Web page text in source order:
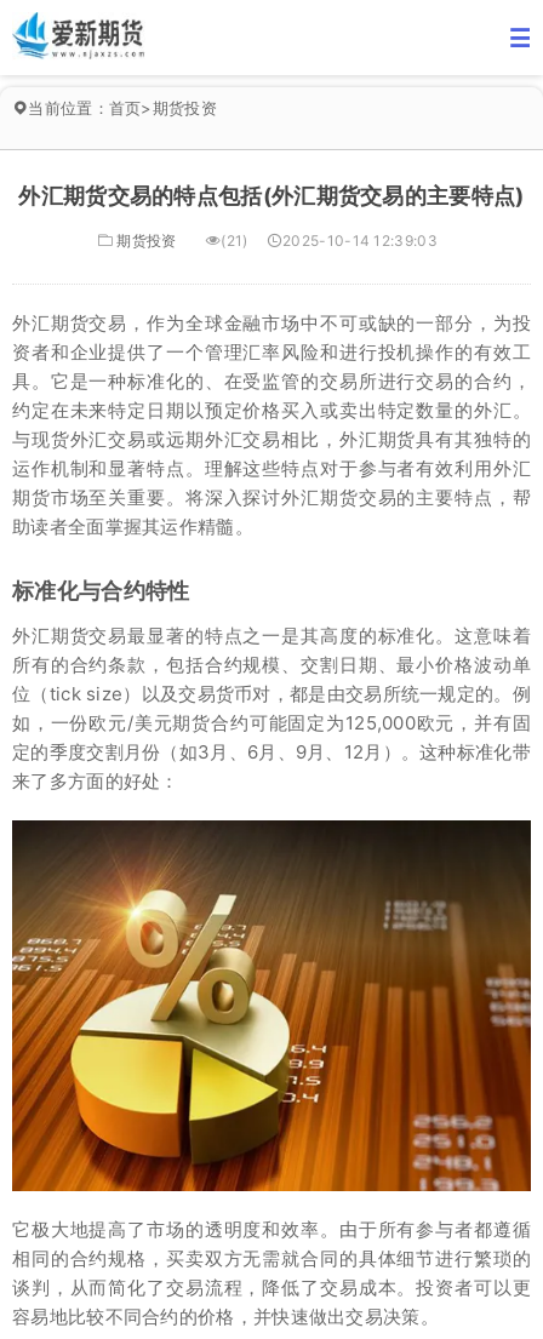
当前位置： 首页>期货投资
外汇期货交易的特点包括(外汇期货交易的主要特点)
期货投资 (21) 2025-10-14 12:39:03
外汇期货交易，作为全球金融市场中不可或缺的一部分，为投
资者和企业提供了一个管理汇率风险和进行投机操作的有效工
具。它是一种标准化的、在受监管的交易所进行交易的合约，
约定在未来特定日期以预定价格买入或卖出特定数量的外汇。
与现货外汇交易或远期外汇交易相比，外汇期货具有其独特的
运作机制和显著特点。理解这些特点对于参与者有效利用外汇
期货市场至关重要。将深入探讨外汇期货交易的主要特点，帮
助读者全面掌握其运作精髓。
标准化与合约特性
外汇期货交易最显著的特点之一是其高度的标准化。这意味着
所有的合约条款，包括合约规模、交割日期、最小价格波动单
位（tick size）以及交易货币对，都是由交易所统一规定的。例
如，一份欧元/美元期货合约可能固定为125,000欧元，并有固
定的季度交割月份（如3月、6月、9月、12月）。这种标准化带
来了多方面的好处：
它极大地提高了市场的透明度和效率。由于所有参与者都遵循
相同的合约规格，买卖双方无需就合同的具体细节进行繁琐的
谈判，从而简化了交易流程，降低了交易成本。投资者可以更
容易地比较不同合约的价格，并快速做出交易决策。